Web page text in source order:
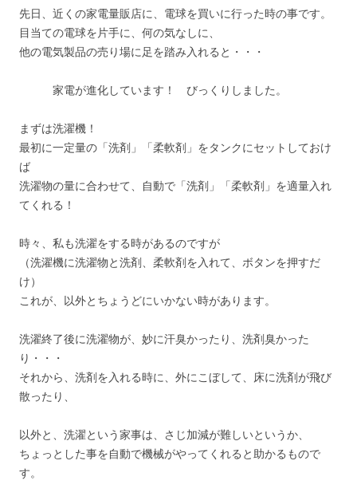
先日、近くの家電量販店に、電球を買いに行った時の事です。
目当ての電球を片手に、何の気なしに、
他の電気製品の売り場に足を踏み入れると・・・
家電が進化しています！ びっくりしました。
まずは洗濯機！
最初に一定量の「洗剤」「柔軟剤」をタンクにセットしておけ
ば
洗濯物の量に合わせて、自動で「洗剤」「柔軟剤」を適量入れ
てくれる！
時々、私も洗濯をする時があるのですが
（洗濯機に洗濯物と洗剤、柔軟剤を入れて、ボタンを押すだ
け）
これが、以外とちょうどにいかない時があります。
洗濯終了後に洗濯物が、妙に汗臭かったり、洗剤臭かった
り・・・
それから、洗剤を入れる時に、外にこぼして、床に洗剤が飛び
散ったり、
以外と、洗濯という家事は、さじ加減が難しいというか、
ちょっとした事を自動で機械がやってくれると助かるもので
す。